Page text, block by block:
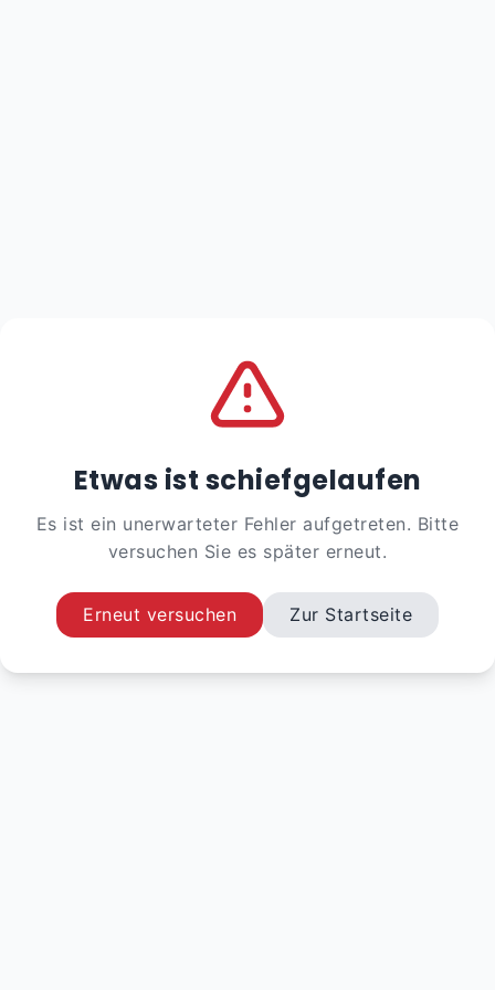
Etwas ist schiefgelaufen
Es ist ein unerwarteter Fehler aufgetreten. Bitte
versuchen Sie es später erneut.
Erneut versuchen Zur Startseite